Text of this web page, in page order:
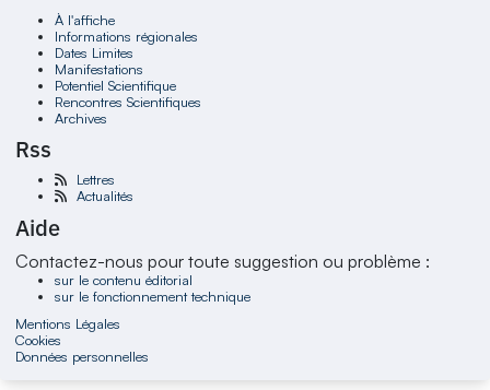
À l'affiche
Informations régionales
Dates Limites
Manifestations
Potentiel Scientifique
Rencontres Scientifiques
Archives
Rss
Lettres
Actualités
Aide
Contactez-nous pour toute suggestion ou problème :
sur le contenu éditorial
sur le fonctionnement technique
Mentions Légales
Cookies
Données personnelles